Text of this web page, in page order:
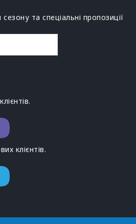
та спеціальні пропозиції
клієнтів.